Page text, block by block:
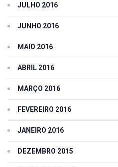
JULHO 2016
JUNHO 2016
MAIO 2016
ABRIL 2016
MARÇO 2016
FEVEREIRO 2016
JANEIRO 2016
DEZEMBRO 2015